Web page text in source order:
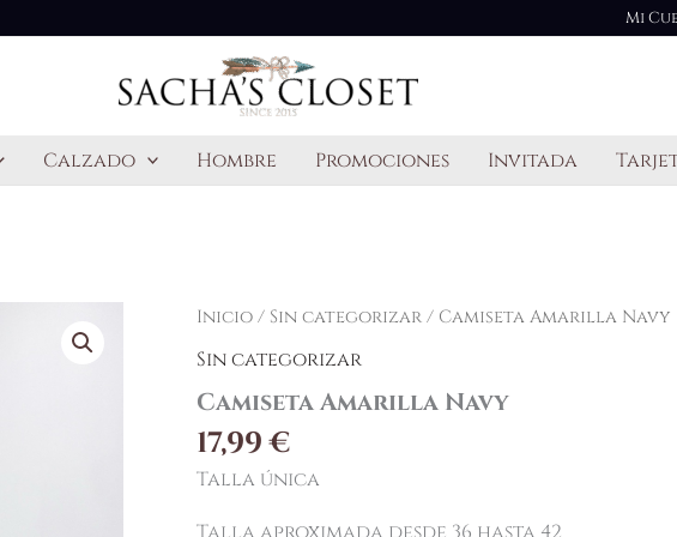
Mi
Calzado Hombre Promociones Invitada
Inicio/ Sin categorizar/ Camiseta Amarilla Navy
Sin categorizar
Camiseta Amarilla Navy
17,99€
Talla única